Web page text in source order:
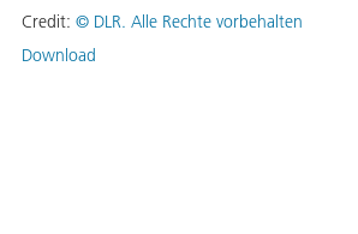
Credit: © DLR. Alle Rechte vorbehalten
Download